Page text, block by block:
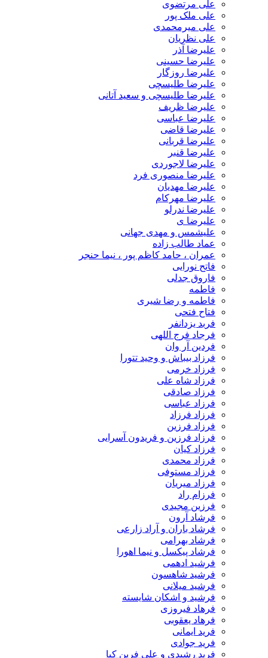
علی مرتضوی
علی ملک پور
علی میرمحمدی
علی نظریان
علیرضا آذر
علیرضا حسینی
علیرضا روزگار
علیرضا طلیسچی
علیرضا طلیسچی و سعید آتانی
علیرضا ظریف
علیرضا عباسی
علیرضا قاضی
علیرضا قربانی
علیرضا قنبر
علیرضا لاجوردی
علیرضا منصوری فرد
علیرضا مهدیان
علیرضا مهرکام
علیرضا ندرلو
علیرضا ی
علیشمس و مهدی جهانی
عماد طالب زاده
عمران ، حامد کاظم پور ، نیما حنجر
فاتح نورایی
فاروق جدلی
فاطمه
فاطمه و رضا شیری
فتاح فتحی
فربد یزدانفر
فرجاد فرج اللهی
فردین آر وان
فرزاد بیباش و وحید تتورا
فرزاد خرمی
فرزاد شاه علی
فرزاد صادقی
فرزاد عباسی
فرزاد فرزاد
فرزاد فرزین
فرزاد فرزین و فریدون آسرایی
فرزاد کیان
فرزاد محمدی
فرزاد مستوفی
فرزاد میریان
فرزام راد
فرزین مجیدی
فرشاد آرون
فرشاد باران و آراد زارعی
فرشاد بهرامی
فرشاد پیکسل و نیما اهورا
فرشید ادهمی
فرشید شاهسون
فرشید میلانی
فرشید و اشکان شایسته
فرهاد فیروزی
فرهاد یعقوبی
فرید ایمانی
فرید جوادی
فرید رشیدی و علی فرین کیا